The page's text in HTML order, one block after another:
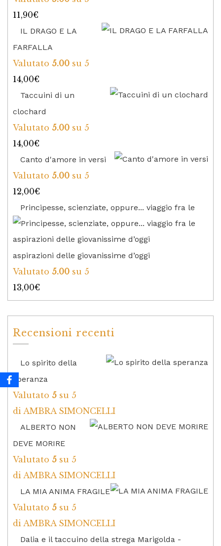
11,90€
IL DRAGO E LA
FARFALLA
Valutato 5.00 su 5
14,00€
Taccuini di un
clochard
Valutato 5.00 su 5
14,00€
Canto d'amore in versi
Valutato 5.00 su 5
12,00€
Principesse, scienziate, oppure... viaggio fra le
aspirazioni delle giovanissime d’oggi
Valutato 5.00 su 5
13,00€
Recensioni recenti
Lo spirito della
speranza
Valutato 5 su 5
di AMBRA SIMONCELLI
ALBERTO NON
DEVE MORIRE
Valutato 5 su 5
di AMBRA SIMONCELLI
LA MIA ANIMA FRAGILE
Valutato 5 su 5
di AMBRA SIMONCELLI
Dalia e il taccuino della strega Marigolda -